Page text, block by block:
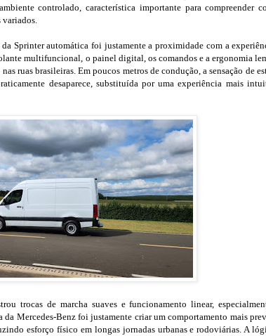
controlado, característica importante para compreender
variados.
Sprinter automática foi justamente a proximidade com a
multifuncional, o painel digital, os comandos e a ergonomia
ruas brasileiras. Em poucos metros de condução, a sensação de
desaparece, substituída por uma experiência mais
trocas de marcha suaves e funcionamento linear,
da Mercedes-Benz foi justamente criar um comportamento mais
esforço físico em longas jornadas urbanas e rodoviárias. A